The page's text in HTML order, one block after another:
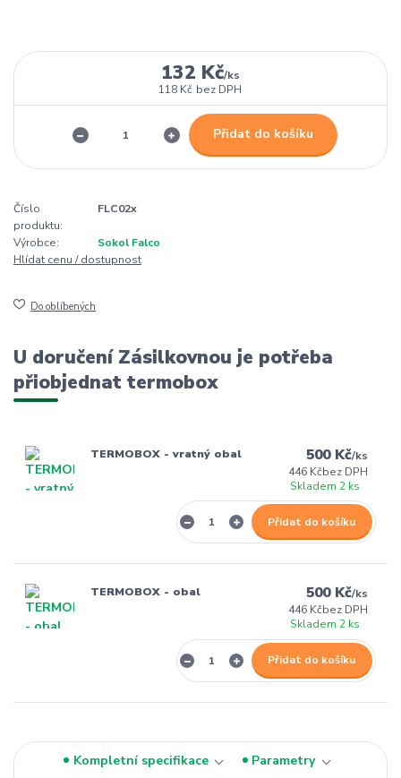
132 Kč/ks
118 Kč bez DPH
Přidat do košíku
Číslo
produktu:
FLC02x
Výrobce:
Sokol Falco
Hlídat cenu / dostupnost
Do oblíbených
U doručení Zásilkovnou je potřeba
přiobjednat termobox
TERMOBOX - vratný obal 500 Kč/ks
446 Kčbez DPH
Skladem 2 ks
Přidat do košíku
TERMOBOX - obal 500 Kč/ks
446 Kčbez DPH
Skladem 2 ks
Přidat do košíku
Kompletní specifikace
Parametry